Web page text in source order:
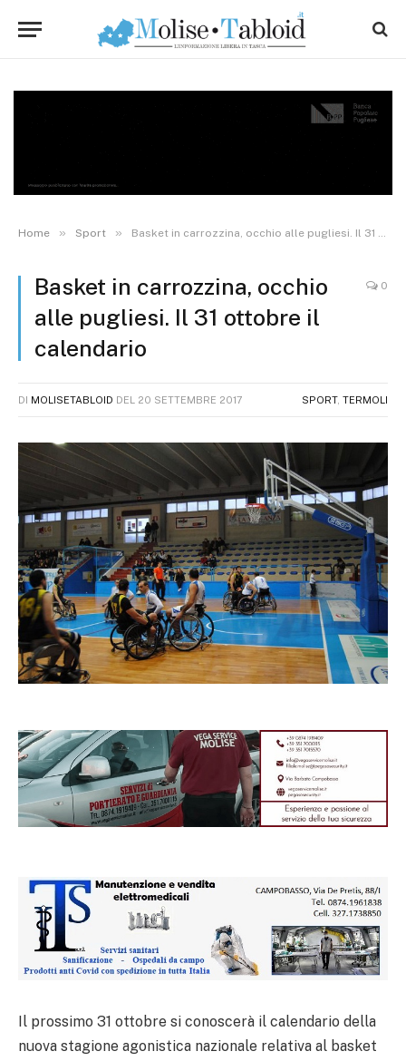
Home » Sport » Basket in carrozzina, occhio alle pugliesi. Il 31 ottobre il calendario
Basket in carrozzina, occhio
alle pugliesi. Il 31 ottobre il
calendario
0
DI MOLISETABLOID DEL 20 SETTEMBRE 2017 SPORT, TERMOLI
Il prossimo 31 ottobre si conoscerà il calendario della
nuova stagione agonistica nazionale relativa al basket